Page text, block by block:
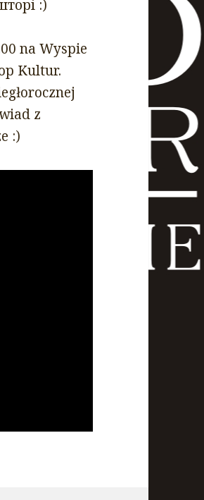
:)
na Wyspie
Kultur.
z
:)